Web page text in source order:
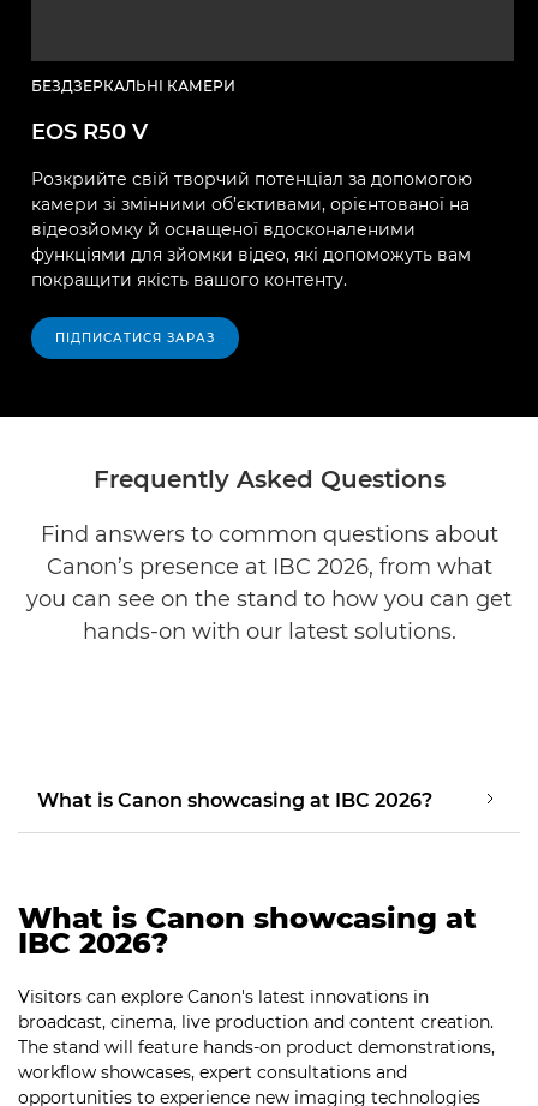
БЕЗДЗЕРКАЛЬНІ КАМЕРИ
EOS R50 V
Розкрийте свій творчий потенціал за допомогою
камери зі змінними об’єктивами, орієнтованої на
відеозйомку й оснащеної вдосконаленими
функціями для зйомки відео, які допоможуть вам
покращити якість вашого контенту.
ПІДПИСАТИСЯ ЗАРАЗ
Frequently Asked Questions
Find answers to common questions about
Canon’s presence at IBC 2026, from what
you can see on the stand to how you can get
hands-on with our latest solutions.
What is Canon showcasing at IBC 2026?
What is Canon showcasing at
IBC 2026?
Visitors can explore Canon's latest innovations in
broadcast, cinema, live production and content creation.
The stand will feature hands-on product demonstrations,
workflow showcases, expert consultations and
opportunities to experience new imaging technologies